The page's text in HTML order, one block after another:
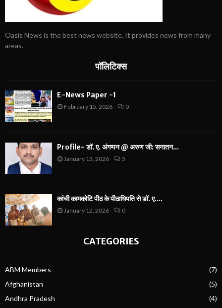
Oasis News is the best news website. It provides news from many
areas.
पॉलिटिक्स
E-News Paper -1
February 15, 2026 0
Profile- डॉ. ए. अंगप्पन @ अरुण जी: सनातन...
January 13, 2026 5
कांची कामकोटि पीठ के पीठाधिपति से डॉ. ए....
January 12, 2026 0
CATEGORIES
ABM Members
(7)
Afghanistan
(5)
Andhra Pradesh
(4)